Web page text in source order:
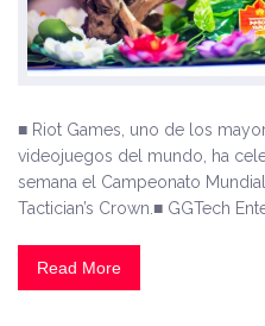
■ Riot Games, uno de los
videojuegos del mundo, ha
semana el Campeonato
Tactician’s Crown.■ GGTech
Read More